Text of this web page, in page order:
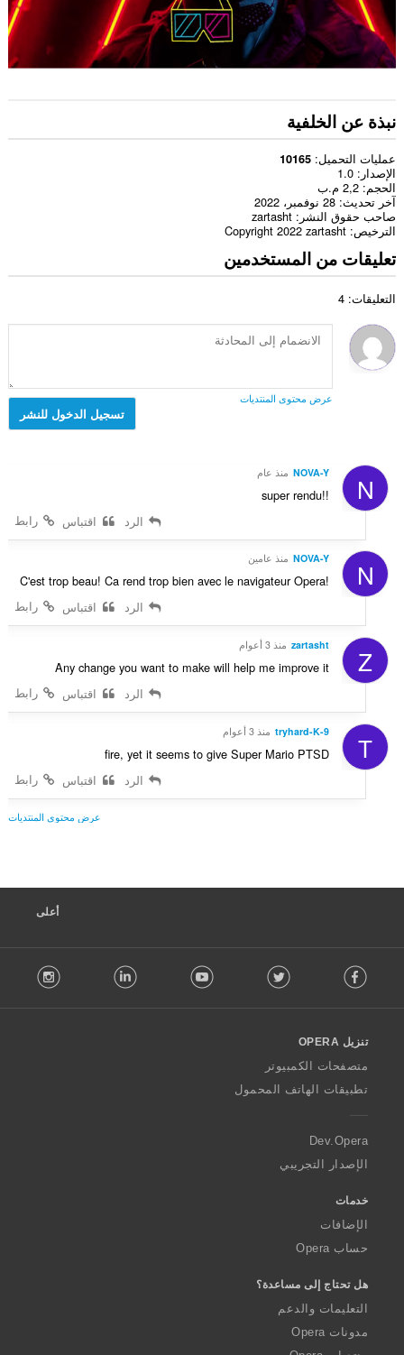
نبذة عن الخلفية
عمليات التحميل 10165
الإصدار
1.0
الحجم 2,2 م.ب
آخر تحديث 28 نوفمبر، 2022
صاحب حقوق النشر
zartasht
الترخيص Copyright 2022 zartasht
تعليقات من المستخدمين
التعليقات: 4
عرض محتوى المنتديات
تسجيل الدخول للنشر
N
NOVA-Y منذ عام
super rendu!!
رابط
الرد اقتباس
N
NOVA-Y منذ عامين
C'est trop beau! Ca rend trop bien avec le navigateur Opera!
رابط
الرد اقتباس
Z
zartasht منذ 3 أعوام
Any change you want to make will help me improve it
رابط
الرد اقتباس
T
tryhard-K-9 منذ 3 أعوام
fire, yet it seems to give Super Mario PTSD
رابط
الرد اقتباس
عرض محتوى المنتديات
أعلى
o
w
O
a
Facebook
Twitter
Youtube
LinkedIn
تنزيل OPERA
متصفحات الكمبيوتر
تطبيقات الهاتف المحمول
Dev.Opera
الإصدار التجريبي
خدمات
الإضافات
حساب Opera
هل تحتاج إلى مساعدة؟
التعليمات والدعم
مدونات Opera